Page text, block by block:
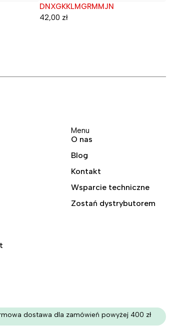
Wyprzedane
DNXGKKLMGRMMJN
42,00 zł
Menu
O nas
Blog
Kontakt
Wsparcie techniczne
Zostań dystrybutorem
dostawa dla zamówień powyżej 400 zł